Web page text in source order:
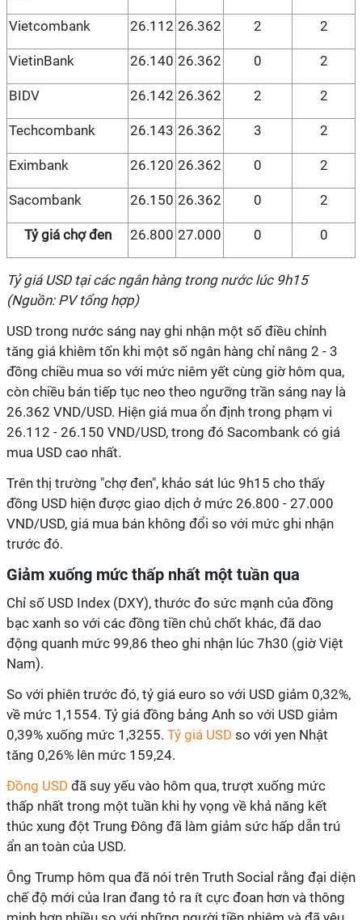
Vietcombank 26.112 26.362 2 2
VietinBank 26.140 26.362 0 2
BIDV 26.142 26.362 2 2
Techcombank 26.143 26.362 3 2
Eximbank 26.120 26.362 0 2
Sacombank 26.150 26.362 0 2
Tỷ giá chợ đen 26.800 27.000 0 0
Tỷ giá USD tại các ngân hàng trong nước lúc 9h15
(Nguồn: PV tổng hợp)
USD trong nước sáng nay ghi nhận một số điều chỉnh
tăng giá khiêm tốn khi một số ngân hàng chỉ nâng 2 - 3
đồng chiều mua so với mức niêm yết cùng giờ hôm qua,
còn chiều bán tiếp tục neo theo ngưỡng trần sáng nay là
26.362 VND/USD. Hiện giá mua ổn định trong phạm vi
26.112 - 26.150 VND/USD, trong đó Sacombank có giá
mua USD cao nhất.
Trên thị trường "chợ đen", khảo sát lúc 9h15 cho thấy
đồng USD hiện được giao dịch ở mức 26.800 - 27.000
VND/USD, giá mua bán không đổi so với mức ghi nhận
trước đó.
Giảm xuống mức thấp nhất một tuần qua
Chỉ số USD Index (DXY), thước đo sức mạnh của đồng
bạc xanh so với các đồng tiền chủ chốt khác, đã dao
động quanh mức 99,86 theo ghi nhận lúc 7h30 (giờ Việt
Nam).
So với phiên trước đó, tỷ giá euro so với USD giảm 0,32%,
về mức 1,1554. Tỷ giá đồng bảng Anh so với USD giảm
0,39% xuống mức 1,3255. Tỷ giá USD so với yen Nhật
tăng 0,26% lên mức 159,24.
Đồng USD đã suy yếu vào hôm qua, trượt xuống mức
thấp nhất trong một tuần khi hy vọng về khả năng kết
thúc xung đột Trung Đông đã làm giảm sức hấp dẫn trú
ẩn an toàn của USD.
Ông Trump hôm qua đã nói trên Truth Social rằng đại diện
chế độ mới của Iran đang tỏ ra ít cực đoan hơn và thông